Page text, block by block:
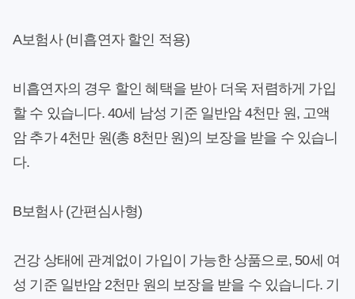
A보험사 (비흡연자 할인 적용)
비흡연자의 경우 할인 혜택을 받아 더욱 저렴하게 가입
할 수 있습니다. 40세 남성 기준 일반암 4천만 원, 고액
암 추가 4천만 원(총 8천만 원)의 보장을 받을 수 있습니
다.
B보험사 (간편심사형)
건강 상태에 관계없이 가입이 가능한 상품으로, 50세 여
성 기준 일반암 2천만 원의 보장을 받을 수 있습니다. 기